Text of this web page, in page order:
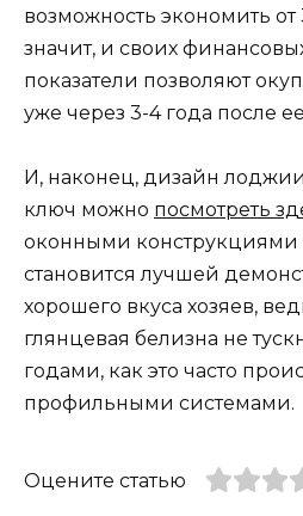
возможность экономить от
значит, и своих
показатели позволяют
уже через 3-4 года после
И, наконец, дизайн
ключ можно посмотреть
оконными конструкциями
становится лучшей
хорошего вкуса хозяев,
глянцевая белизна не
годами, как это часто
профильными системами.
Оцените статью